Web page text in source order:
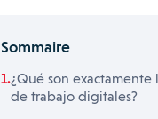
Sommaire
¿Qué son exactamente
de trabajo digitales?